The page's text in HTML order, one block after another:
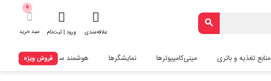
search
علاقه‌مندی ورود | ثبت‌نام
0
سبد خرید
منابع تغذیه و باتری مینی‌کامپیوترها نمایشگرها هوشمند سازیفروش ویژه